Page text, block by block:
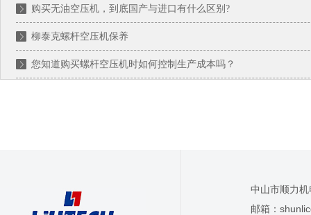
购买无油空压机，到底国产与进口有什么区别?
柳泰克螺杆空压机保养
您知道购买螺杆空压机时如何控制生产成本吗？
中山市顺力
邮箱：